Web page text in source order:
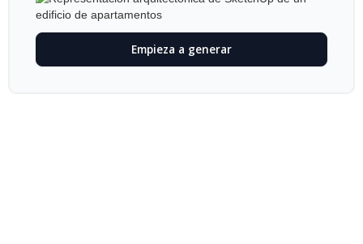
Empieza a generar